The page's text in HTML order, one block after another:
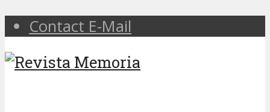
Contact E-Mail